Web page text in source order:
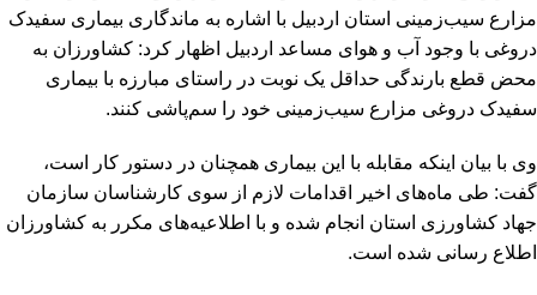
مزارع سیب‌زمینی استان اردبیل با اشاره به ماندگاری بیماری سفیدک
دروغی با وجود آب و هوای مساعد اردبیل اظهار کرد: کشاورزان به
محض قطع بارندگی حداقل یک نوبت در راستای مبارزه با بیماری
سفیدک دروغی مزارع سیب‌زمینی خود را سم‌پاشی کنند.
وی با بیان اینکه مقابله با این بیماری همچنان در دستور کار است،
گفت: طی ماه‌های اخیر اقدامات لازم از سوی کارشناسان سازمان
جهاد کشاورزی استان انجام شده و با اطلاعیه‌های مکرر به کشاورزان
اطلاع رسانی شده است.